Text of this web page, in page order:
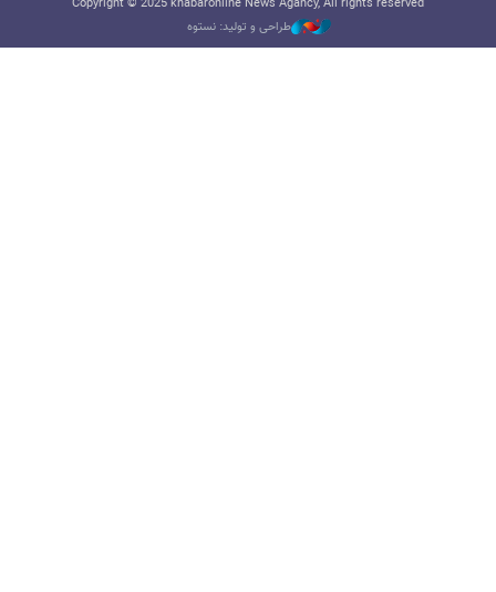
طراحی و تولید: نستوه